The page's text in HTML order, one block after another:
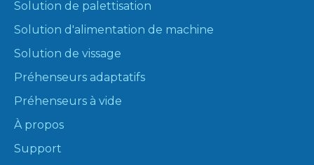
Solution de palettisation
Solution d'alimentation de machine
Solution de vissage
Préhenseurs adaptatifs
Préhenseurs à vide
À propos
Support